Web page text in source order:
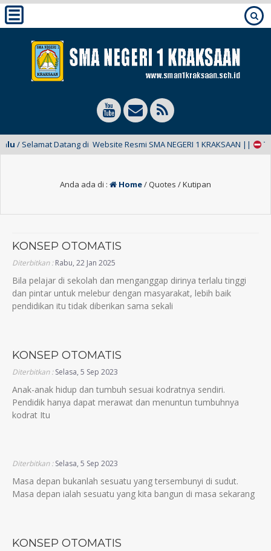
/ Selamat Datang di Website Resmi SMA NEGERI 1 KRAKSAAN ||
Anda ada di : Home/ Quotes / Kutipan
KONSEP OTOMATIS
Diterbitkan :Rabu, 22 Jan 2025
Bila pelajar di sekolah dan menganggap dirinya terlalu tinggi
dan pintar untuk melebur dengan masyarakat, lebih baik
pendidikan itu tidak diberikan sama sekali
KONSEP OTOMATIS
Diterbitkan :Selasa, 5 Sep 2023
Anak-anak hidup dan tumbuh sesuai kodratnya sendiri.
Pendidik hanya dapat merawat dan menuntun tumbuhnya
kodrat Itu
Diterbitkan :Selasa, 5 Sep 2023
Masa depan bukanlah sesuatu yang tersembunyi di sudut.
Masa depan ialah sesuatu yang kita bangun di masa sekarang
KONSEP OTOMATIS